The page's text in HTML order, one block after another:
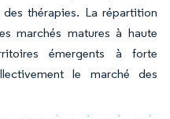
thérapies. La répartition
marchés matures à haute
émergents à forte
le marché des